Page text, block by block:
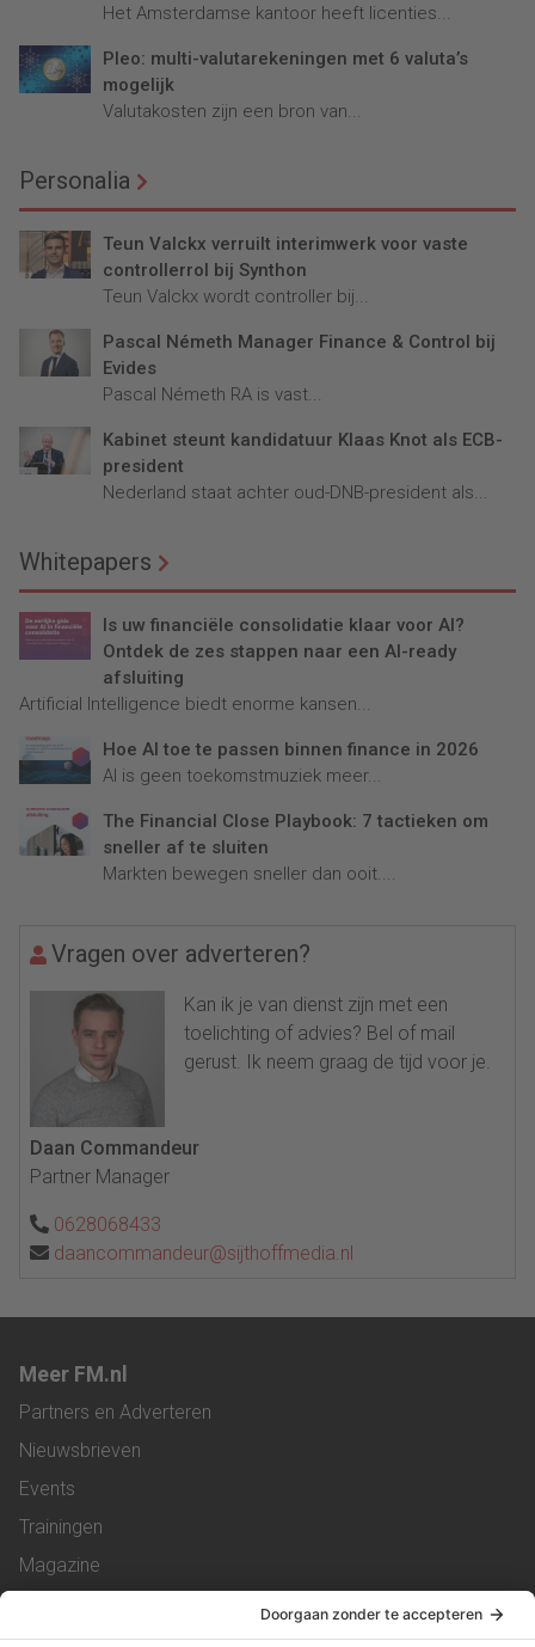
Het Amsterdamse kantoor heeft licenties...
Pleo: multi-valutarekeningen met 6 valuta’s
mogelijk
Valutakosten zijn een bron van...
Personalia
Teun Valckx verruilt interimwerk voor vaste
controllerrol bij Synthon
Teun Valckx wordt controller bij...
Pascal Németh Manager Finance & Control bij
Evides
Pascal Németh RA is vast...
Kabinet steunt kandidatuur Klaas Knot als ECB-
president
Nederland staat achter oud-DNB-president als...
Whitepapers
Is uw financiële consolidatie klaar voor AI?
Ontdek de zes stappen naar een AI-ready
afsluiting
Artificial Intelligence biedt enorme kansen...
Hoe AI toe te passen binnen finance in 2026
AI is geen toekomstmuziek meer...
The Financial Close Playbook: 7 tactieken om
sneller af te sluiten
Markten bewegen sneller dan ooit....
Vragen over adverteren?
Kan ik je van dienst zijn met een
toelichting of advies? Bel of mail
gerust. Ik neem graag de tijd voor je.
Daan Commandeur
Partner Manager
0628068433
daancommandeur@sijthoffmedia.nl
Meer FM.nl
Partners en Adverteren
Nieuwsbrieven
Events
Trainingen
Magazine
Service & Contact